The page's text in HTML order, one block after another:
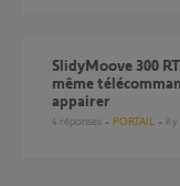
SlidyMoove 300 RTS : deux moteurs commandés par la
même
appairer
4 réponses PORTAIL il